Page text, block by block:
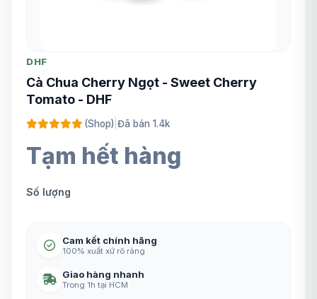
DHF
Cà Chua Cherry Ngọt - Sweet Cherry
Tomato - DHF
(Shop) Đã bán 1.4k
Tạm hết hàng
Số lượng
Cam kết chính hãng
100% xuất xứ rõ ràng
Giao hàng nhanh
Trong 1h tại HCM